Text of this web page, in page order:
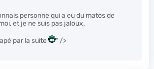
personne qui a eu du matos de
et je ne suis pas jaloux.
par la suite " />